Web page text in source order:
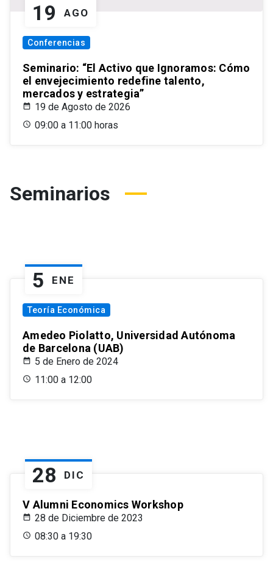
19 AGO
Conferencias
Seminario: “El Activo que Ignoramos: Cómo
el envejecimiento redefine talento,
mercados y estrategia”
19 de Agosto de 2026
09:00 a 11:00 horas
Seminarios
5 ENE
Teoría Económica
Amedeo Piolatto, Universidad Autónoma
de Barcelona (UAB)
5 de Enero de 2024
11:00 a 12:00
28 DIC
V Alumni Economics Workshop
28 de Diciembre de 2023
08:30 a 19:30